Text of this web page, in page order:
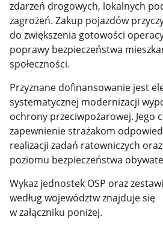
zdarzeń drogowych, lokalnych
zagrożeń. Zakup pojazdów
do zwiększenia gotowości
poprawy bezpieczeństwa
społeczności.
Przyznane dofinansowanie jest
systematycznej modernizacji
ochrony przeciwpożarowej. Jego
zapewnienie strażakom
realizacji zadań ratowniczych
poziomu bezpieczeństwa
Wykaz jednostek OSP oraz
według województw znajduje się
w załączniku poniżej.